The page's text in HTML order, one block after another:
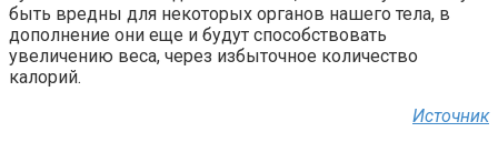
быть вредны для некоторых органов нашего тела, в
дополнение они еще и будут способствовать
увеличению веса, через избыточное количество
калорий.
Источник